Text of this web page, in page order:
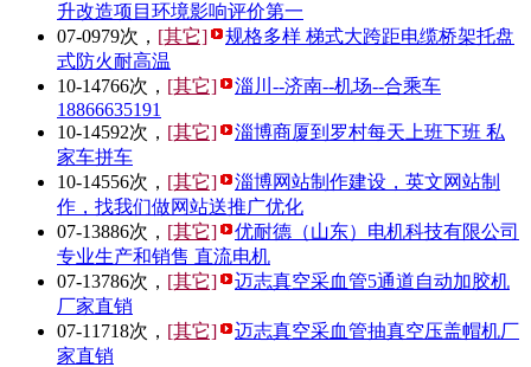
升改造项目环境影响评价第一
07-0979次， [其它]
规格多样 梯式大跨距电缆桥架托盘
式防火耐高温
10-14766次， [其它]
淄川--济南--机场--合乘车
18866635191
10-14592次， [其它]
淄博商厦到罗村每天上班下班 私
家车拼车
10-14556次， [其它]
淄博网站制作建设，英文网站制
作，找我们做网站送推广优化
07-13886次， [其它]
优耐德（山东）电机科技有限公司
专业生产和销售 直流电机
07-13786次， [其它]
迈志真空采血管5通道自动加胶机
厂家直销
07-11 718次， [其它]
迈志真空采血管抽真空压盖帽机厂
家直销